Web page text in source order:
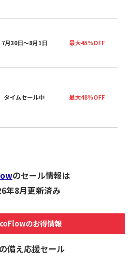
7月30日〜8月1日 最大45％OFF
タイムセール中 最大48％OFF
のセール情報は
年8月更新済み
のお得情報
備え応援セール